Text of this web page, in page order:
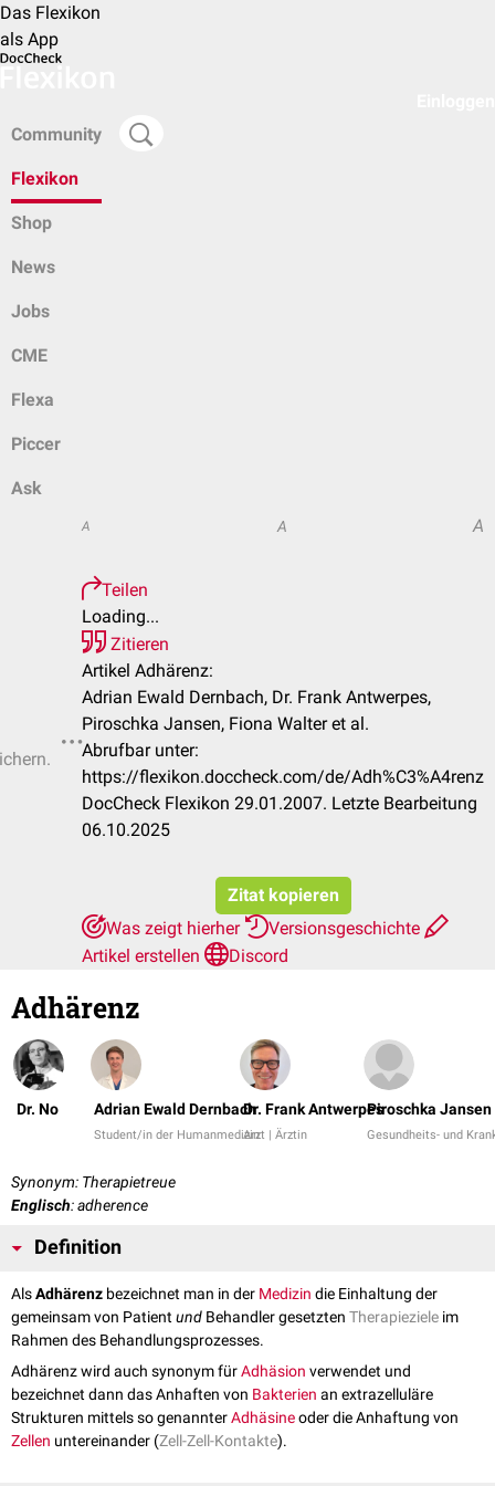
Das Flexikon
als App
Community
Flexikon
Shop
News
Jobs
CME
Flexa
Piccer
Ask
A A A
Teilen
Loading...
Zitieren
Artikel Adhärenz:
Adrian Ewald Dernbach, Dr. Frank Antwerpes,
Piroschka Jansen, Fiona Walter et al.
Abrufbar unter:
https://flexikon.doccheck.com/de/Adh%C3%A4renz
DocCheck Flexikon 29.01.2007. Letzte Bearbeitung
06.10.2025
Zitat kopieren
Was zeigt hierher
Versionsgeschichte
Artikel erstellen
Discord
Adhärenz
Dr. No Adrian Ewald Dernbach
Student/in der Humanmedizin
Dr. Frank Antwerpes
Arzt | Ärztin
Piroschka Jansen
Gesundheits- und
Synonym: Therapietreue
Englisch: adherence
Definition
AlsAdhärenz bezeichnet man in der Medizin die Einhaltung der
gemeinsam von Patientund Behandler gesetzten Therapieziele im
Rahmen des Behandlungsprozesses.
Adhärenz wird auch synonym fürAdhäsion verwendet und
bezeichnet dann das Anhaften von Bakterien an extrazelluläre
Strukturen mittels so genannterAdhäsineoder die Anhaftung von
Zellen untereinander (Zell-Zell-Kontakte).